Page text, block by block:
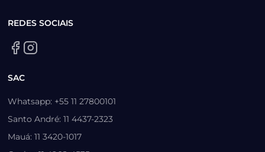
REDES SOCIAIS
SAC
Whatsapp: +55 11 27800101
Santo André: 11 4437-2323
Mauá: 11 3420-1017